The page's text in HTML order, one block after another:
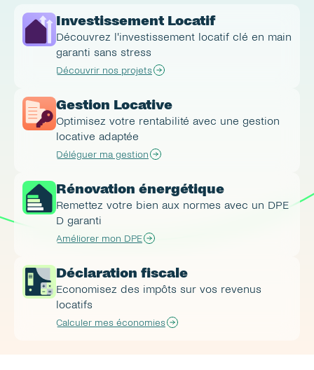
Investissement Locatif
Découvrez l'investissement locatif clé en main
garanti sans stress
Découvrir nos projets
Gestion Locative
Optimisez votre rentabilité avec une gestion
locative adaptée
Déléguer ma gestion
Rénovation énergétique
Remettez votre bien aux normes avec un DPE
D garanti
Améliorer mon DPE
Déclaration fiscale
Economisez des impôts sur vos revenus
locatifs
Calculer mes économies